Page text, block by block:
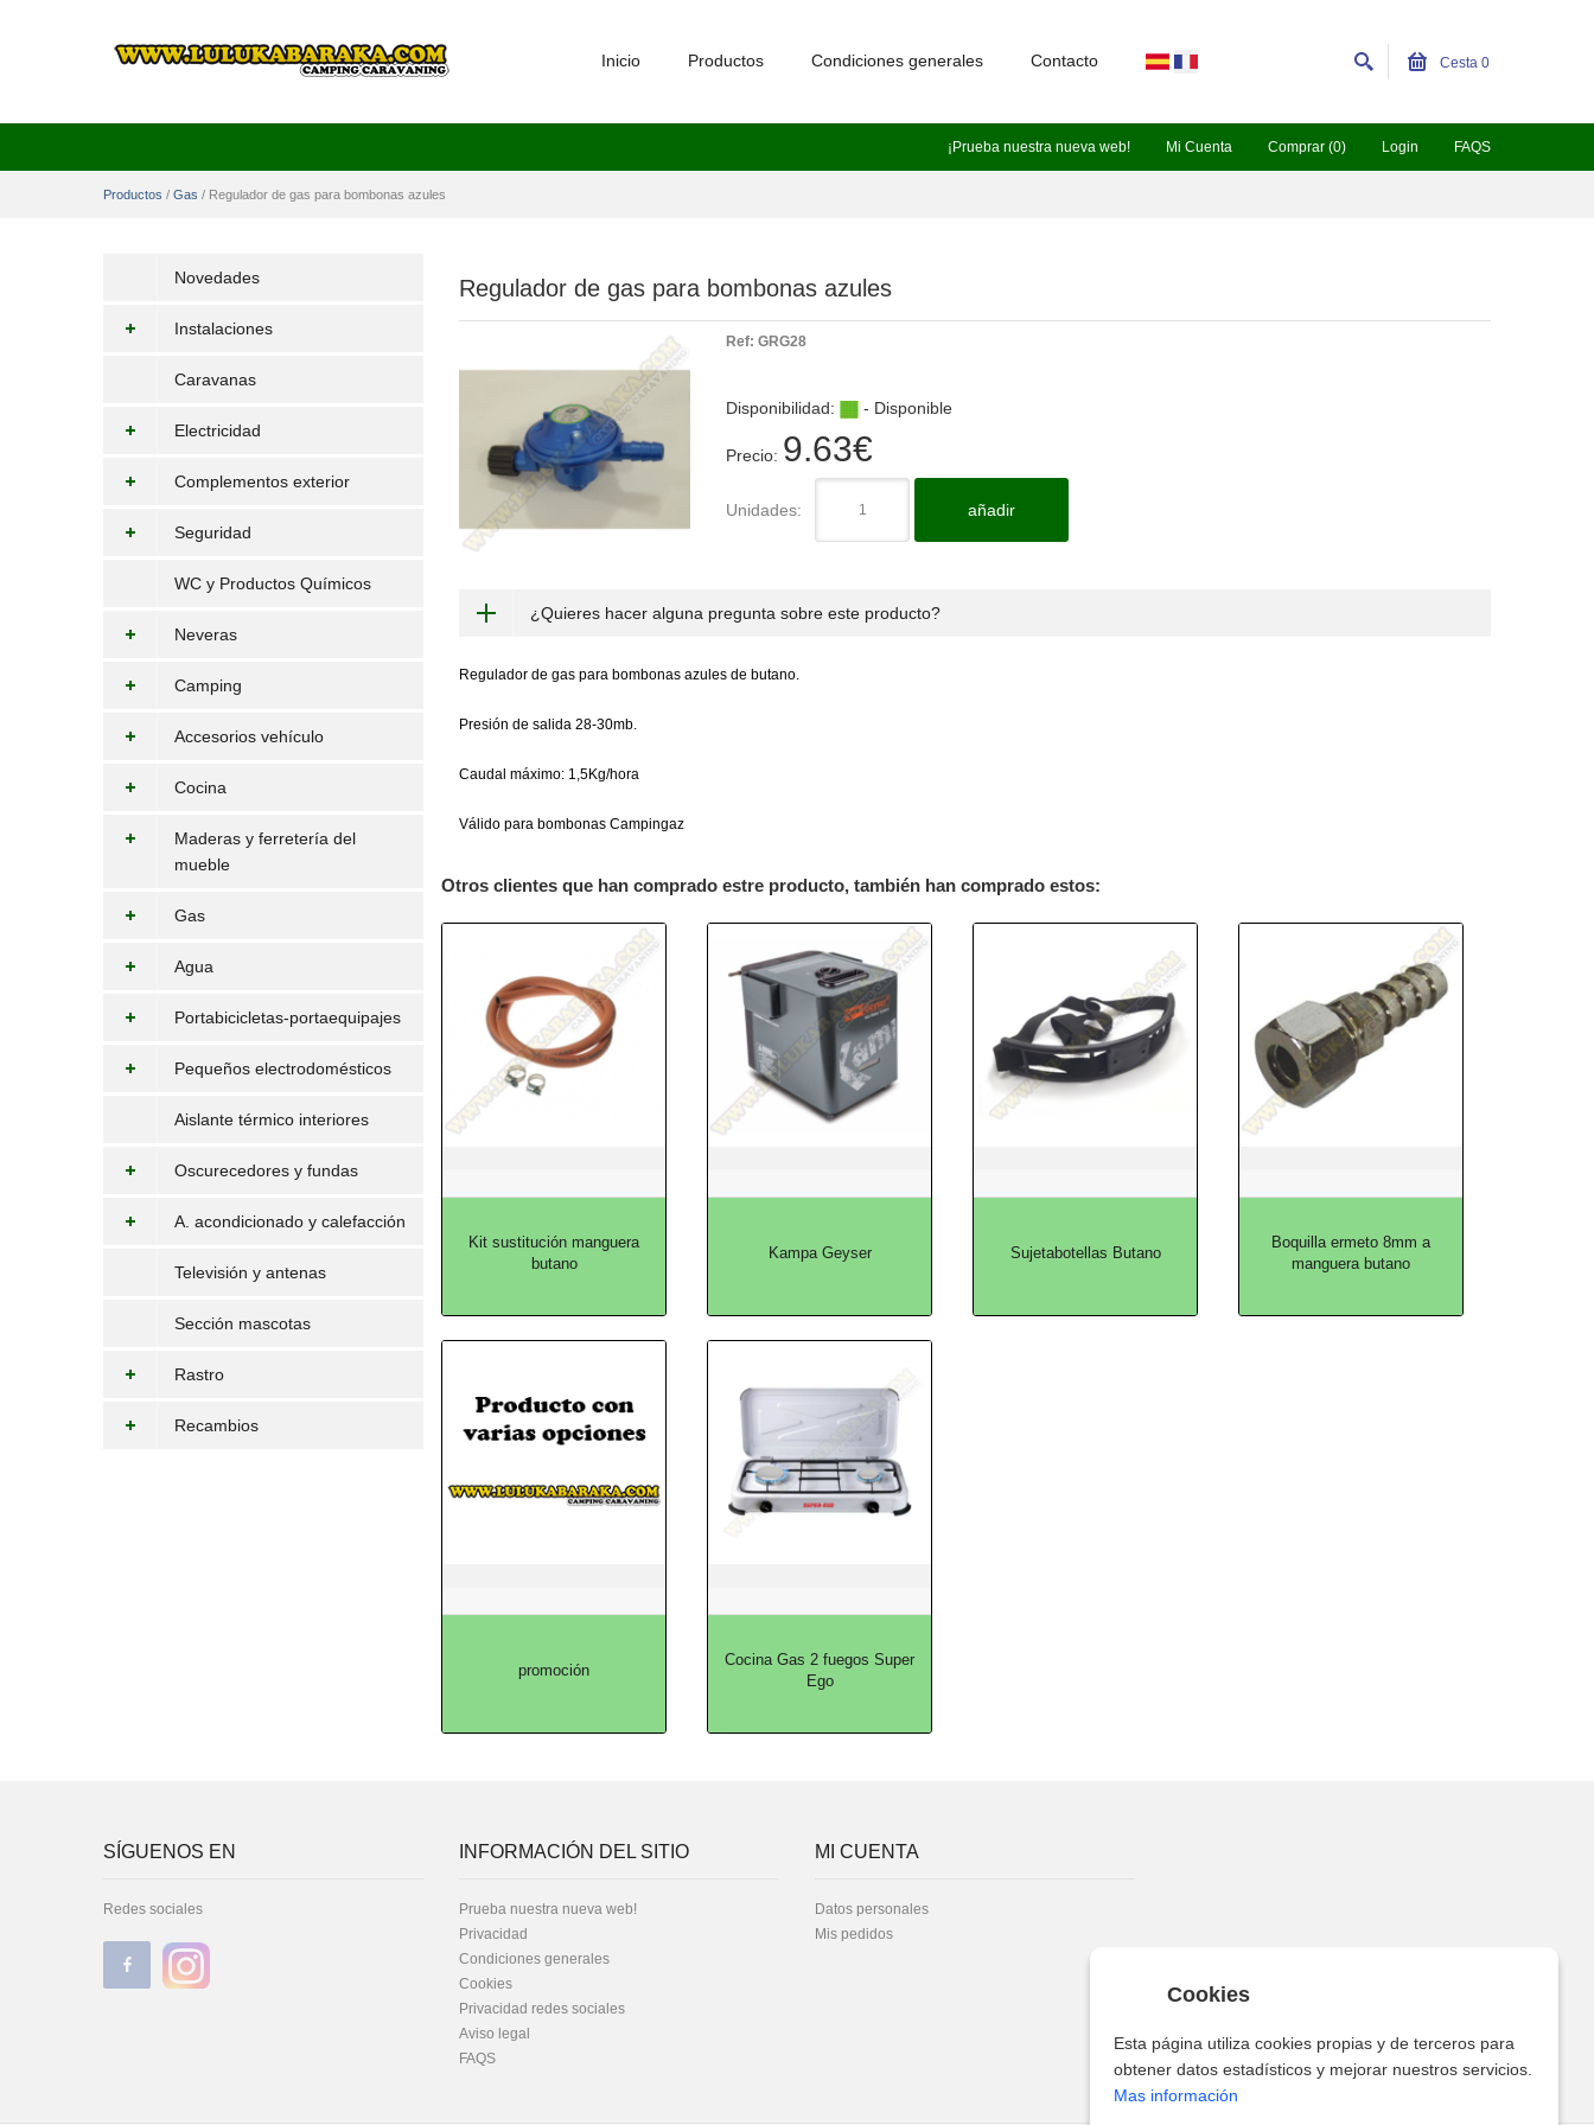
¡Prueba nuestra nueva web! Mi Cuenta Comprar (0) Login FAQS
Inicio Productos Condiciones generales Contacto Cesta 0
Productos / Gas / Regulador de gas para bombonas azules
Novedades
Instalaciones
Caravanas
Electricidad
Complementos exterior
Seguridad
WC y Productos Químicos
Neveras
Camping
Accesorios vehículo
Cocina
Maderas y ferretería del
mueble
Gas
Agua
Portabicicletas-portaequipajes
Pequeños electrodomésticos
Aislante térmico interiores
Oscurecedores y fundas
A. acondicionado y calefacción
Televisión y antenas
Sección mascotas
Rastro
Recambios
Regulador de gas para bombonas azules
Ref: GRG28
Disponibilidad: - Disponible
Precio: 9.63€
Unidades: añadir
¿Quieres hacer alguna pregunta sobre este producto?
Regulador de gas para bombonas azules de butano.
Presión de salida 28-30mb.
Caudal máximo: 1,5Kg/hora
Válido para bombonas Campingaz
Otros clientes que han comprado estre producto, también han comprado estos:
Kit sustitución manguera
butano
Kampa Geyser Sujetabotellas Butano
Boquilla ermeto 8mm a
manguera butano
promoción
Cocina Gas 2 fuegos Super
Ego
SÍGUENOS EN
Redes sociales
INFORMACIÓN DEL SITIO
Prueba nuestra nueva web!
Privacidad
Condiciones generales
Cookies
Privacidad redes sociales
Aviso legal
FAQS
MI CUENTA
Datos personales
Mis pedidos
Cookies
Esta página utiliza cookies propias y de terceros para
obtener datos estadísticos y mejorar nuestros servicios.
Mas información